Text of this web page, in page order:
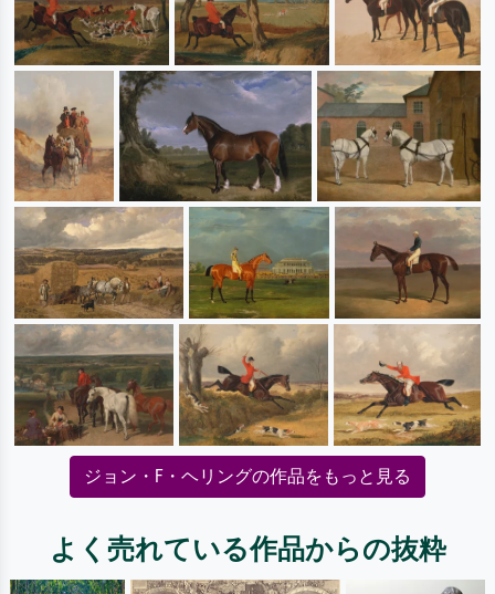
ジョン・F・ヘリングの作品をもっと見る
よく売れている作品からの抜粋